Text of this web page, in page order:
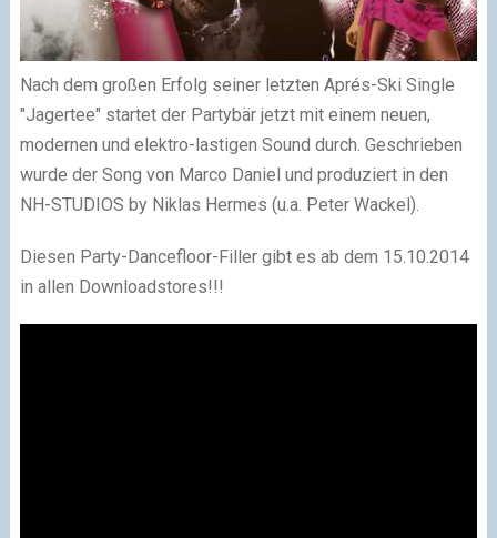
Nach dem großen Erfolg seiner letzten Aprés-Ski Single
"Jagertee" startet der Partybär jetzt mit einem neuen,
modernen und elektro-lastigen Sound durch. Geschrieben
wurde der Song von Marco Daniel und produziert in den
NH-STUDIOS by Niklas Hermes (u.a. Peter Wackel).
Diesen Party-Dancefloor-Filler gibt es ab dem 15.10.2014
in allen Downloadstores!!!